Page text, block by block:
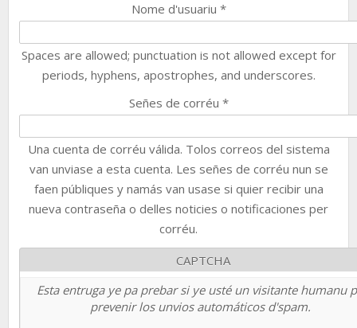
Nome d'usuariu *
Spaces are allowed; punctuation is not allowed except for
periods, hyphens, apostrophes, and underscores.
Señes de corréu *
Una cuenta de corréu válida. Tolos correos del sistema
van unviase a esta cuenta. Les señes de corréu nun se
faen públiques y namás van usase si quier recibir una
nueva contraseña o delles noticies o notificaciones per
corréu.
CAPTCHA
Esta entruga ye pa prebar si ye usté un visitante humanu
prevenir los unvios automáticos d'spam.